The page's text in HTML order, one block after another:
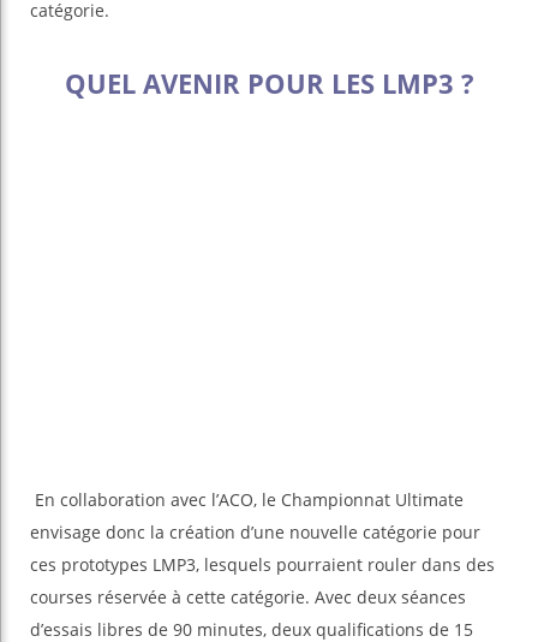
catégorie.
QUEL AVENIR POUR LES LMP3 ?
En collaboration avec l’ACO, le Championnat Ultimate
envisage donc la création d’une nouvelle catégorie pour
ces prototypes LMP3, lesquels pourraient rouler dans des
courses réservée à cette catégorie. Avec deux séances
d’essais libres de 90 minutes, deux qualifications de 15